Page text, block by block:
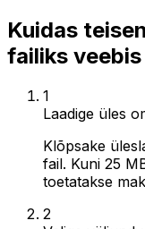
Kuidas
failiks veebis
1
Laadige üles
Klõpsake
fail. Kuni 25
toetatakse
2